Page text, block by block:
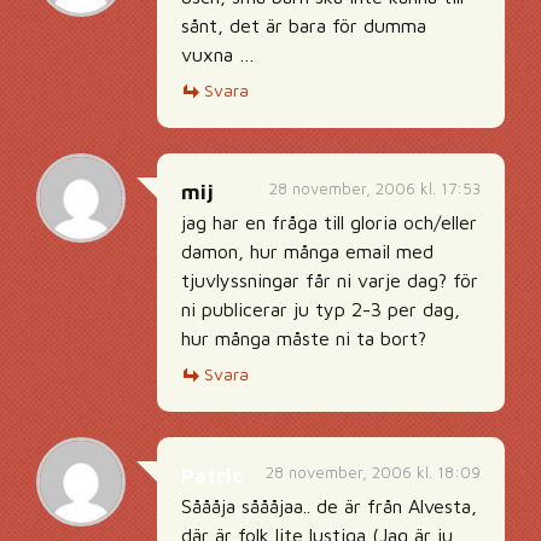
sånt, det är bara för dumma
vuxna …
Svara
28 november, 2006 kl. 17:53
mij
jag har en fråga till gloria och/eller
damon, hur många email med
tjuvlyssningar får ni varje dag? för
ni publicerar ju typ 2-3 per dag,
hur många måste ni ta bort?
Svara
28 november, 2006 kl. 18:09
Såååja såååjaa.. de är från Alvesta,
där är folk lite lustiga (Jag är ju